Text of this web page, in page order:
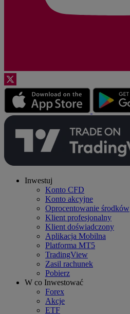
Inwestuj
Konto CFD
Konto akcyjne
Oprocentowanie środków
Klient profesjonalny
Klient doświadczony
Aplikacja Mobilna
Platforma MT5
TradingView
Zasil rachunek
Pobierz
W co Inwestować
Forex
Akcje
ETF